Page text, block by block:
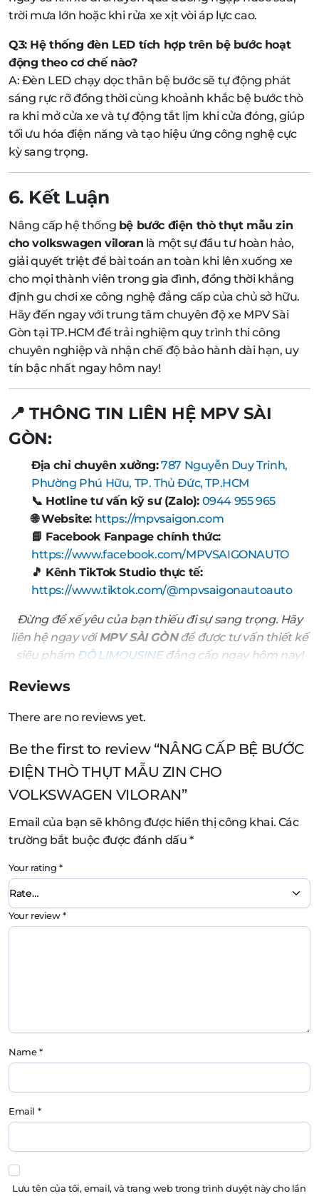
trời mưa lớn hoặc khi rửa xe xịt vòi áp lực cao.
Q3: Hệ thống đèn LED tích hợp trên bệ bước hoạt
động theo cơ chế nào?
A: Đèn LED chạy dọc thân bệ bước sẽ tự động phát
sáng rực rỡ đồng thời cùng khoảnh khắc bệ bước thò
ra khi mở cửa xe và tự động tắt lịm khi cửa đóng, giúp
tối ưu hóa điện năng và tạo hiệu ứng công nghệ cực
kỳ sang trọng.
6. Kết Luận
Nâng cấp hệ thống bệ bước điện thò thụt mẫu zin
cho volkswagen viloran là một sự đầu tư hoàn hảo,
giải quyết triệt để bài toán an toàn khi lên xuống xe
cho mọi thành viên trong gia đình, đồng thời khẳng
định gu chơi xe công nghệ đẳng cấp của chủ sở hữu.
Hãy đến ngay với trung tâm chuyên độ xe MPV Sài
Gòn tại TP.HCM để trải nghiệm quy trình thi công
chuyên nghiệp và nhận chế độ bảo hành dài hạn, uy
tín bậc nhất ngay hôm nay!
📍 THÔNG TIN LIÊN HỆ MPV SÀI
GÒN:
Địa chỉ chuyên xưởng:787 Nguyễn Duy Trinh,
Phường Phú Hữu, TP. Thủ Đức, TP.HCM
📞 Hotline tư vấn kỹ sư (Zalo): 0944 955 965
🌐 Website: https://mpvsaigon.com
📘 Facebook Fanpage chính thức:
https://www.facebook.com/MPVSAIGONAUTO
🎵 Kênh TikTok Studio thực tế:
https://www.tiktok.com/@mpvsaigonautoauto
Đừng để xế yêu của bạn thiếu đi sự sang trọng. Hãy
liên hệ ngay vớiMPV SÀI GÒNđể được tư vấn thiết kế
siêu phẩm ĐỘ LIMOUSINEđẳng cấp ngay hôm nay!
Reviews
There are no reviews yet.
Be the first to review “NÂNG CẤP BỆ BƯỚC
ĐIỆN THÒ THỤT MẪU ZIN CHO
VOLKSWAGEN VILORAN”
Email của bạn sẽ không được hiển thị công khai. Các
trường bắt buộc được đánh dấu*
Your rating*
Your review*
Name*
Email *
Lưu tên của tôi, email, và trang web trong trình duyệt này cho lần